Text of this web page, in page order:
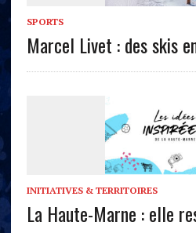
SPORTS
Marcel Livet : des skis
INITIATIVES & TERRITOIRES
La Haute-Marne : elle